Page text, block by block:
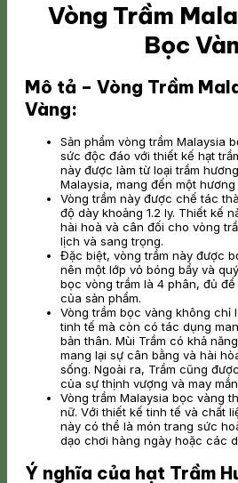
Vòng Trầm
Bọc
Mô tả – Vòng Trầm
Vàng:
Sản phẩm vòng trầm Malaysia
sức độc đáo với thiết kế hạt
này được làm từ loại trầm
Malaysia, mang đến một
Vòng trầm này được chế tác
độ dày khoảng 1.2 ly. Thiết kế
hài hoà và cân đối cho vòng
lịch và sang trọng.
Đặc biệt, vòng trầm này được
nên một lớp vỏ bóng bẩy và
bọc vòng trầm là 4 phân, đủ
của sản phẩm.
Vòng trầm bọc vàng không chỉ
tinh tế mà còn có tác dụng
bản thân. Mùi Trầm có khả
mang lại sự cân bằng và hài
sống. Ngoài ra, Trầm cũng
của sự thịnh vượng và may
Vòng trầm Malaysia bọc vàng
nữ. Với thiết kế tinh tế và chất
này có thể là món trang sức
dạo chơi hàng ngày hoặc các
Ý nghĩa của hạt Trầm